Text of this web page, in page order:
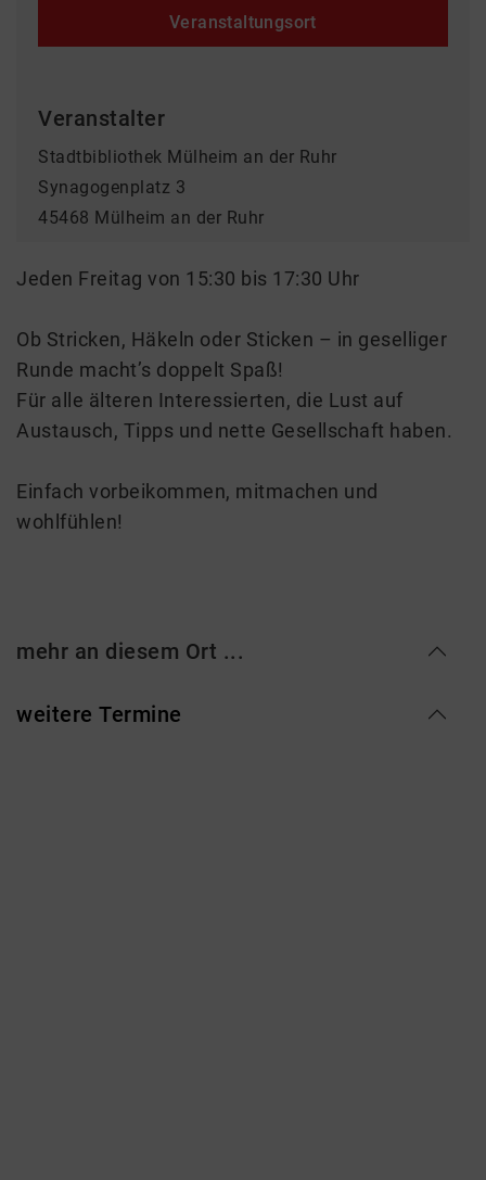
Veranstaltungsort
Veranstalter
Stadtbibliothek Mülheim an der Ruhr
Synagogenplatz 3
45468 Mülheim an der Ruhr
Jeden Freitag von 15:30 bis 17:30 Uhr
Ob Stricken, Häkeln oder Sticken – in geselliger
Runde macht’s doppelt Spaß!
Für alle älteren Interessierten, die Lust auf
Austausch, Tipps und nette Gesellschaft haben.
Einfach vorbeikommen, mitmachen und
wohlfühlen!
mehr an diesem Ort ...
weitere Termine